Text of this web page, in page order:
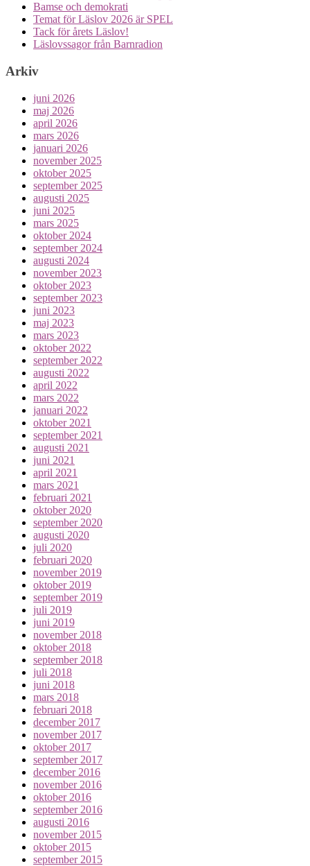
Bamse och demokrati
Temat för Läslov 2026 är SPEL
Tack för årets Läslov!
Läslovssagor från Barnradion
Arkiv
juni 2026
maj 2026
april 2026
mars 2026
januari 2026
november 2025
oktober 2025
september 2025
augusti 2025
juni 2025
mars 2025
oktober 2024
september 2024
augusti 2024
november 2023
oktober 2023
september 2023
juni 2023
maj 2023
mars 2023
oktober 2022
september 2022
augusti 2022
april 2022
mars 2022
januari 2022
oktober 2021
september 2021
augusti 2021
juni 2021
april 2021
mars 2021
februari 2021
oktober 2020
september 2020
augusti 2020
juli 2020
februari 2020
november 2019
oktober 2019
september 2019
juli 2019
juni 2019
november 2018
oktober 2018
september 2018
juli 2018
juni 2018
mars 2018
februari 2018
december 2017
november 2017
oktober 2017
september 2017
december 2016
november 2016
oktober 2016
september 2016
augusti 2016
november 2015
oktober 2015
september 2015